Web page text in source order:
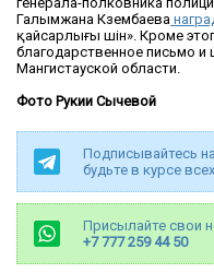
Галымжана Күзембаева
қайсарлығы үшін». Кроме
благодарственное письмо
Мангистауской области.
Фото Рукии Сычевой
Подписывайтесь
будьте в курсе
Присылайте свои
+7 777 259 44 50